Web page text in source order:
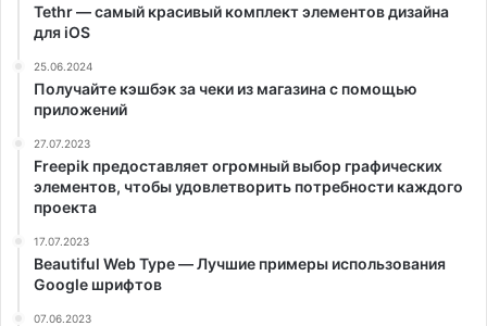
Tethr — самый красивый комплект элементов дизайна
для iOS
25.06.2024
Получайте кэшбэк за чеки из магазина с помощью
приложений
27.07.2023
Freepik предоставляет огромный выбор графических
элементов, чтобы удовлетворить потребности каждого
проекта
17.07.2023
Beautiful Web Type — Лучшие примеры использования
Google шрифтов
07.06.2023